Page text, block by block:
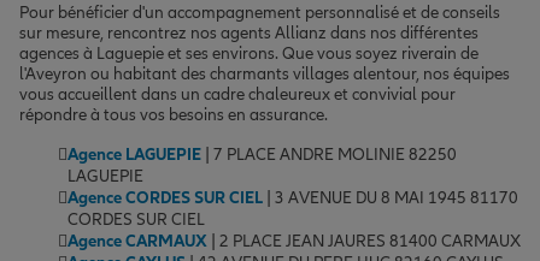
Pour bénéficier d'un accompagnement personnalisé et de conseils
sur mesure, rencontrez nos agents Allianz dans nos différentes
agences à Laguepie et ses environs. Que vous soyez riverain de
l'Aveyron ou habitant des charmants villages alentour, nos équipes
vous accueillent dans un cadre chaleureux et convivial pour
répondre à tous vos besoins en assurance.
Agence LAGUEPIE | 7 PLACE ANDRE MOLINIE 82250
LAGUEPIE
Agence CORDES SUR CIEL | 3 AVENUE DU 8 MAI 1945 81170
CORDES SUR CIEL
Agence CARMAUX | 2 PLACE JEAN JAURES 81400 CARMAUX